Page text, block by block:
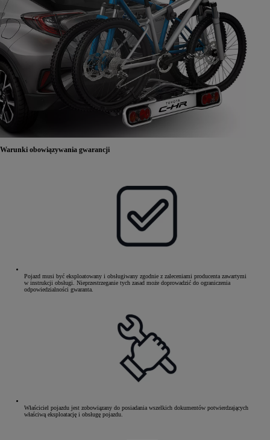
Warunki obowiązywania gwarancji
Pojazd musi być eksploatowany i obsługiwany zgodnie z zaleceniami producenta zawartymi
w instrukcji obsługi. Nieprzestrzeganie tych zasad może doprowadzić do ograniczenia
odpowiedzialności gwaranta.
Właściciel pojazdu jest zobowiązany do posiadania wszelkich dokumentów potwierdzających
właściwą eksploatację i obsługę pojazdu.